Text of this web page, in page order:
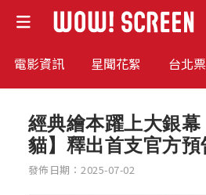
電影資訊 星聞花絮 台北
經典繪本躍上大銀
貓】釋出首支官方預
發佈日期：2025-07-02